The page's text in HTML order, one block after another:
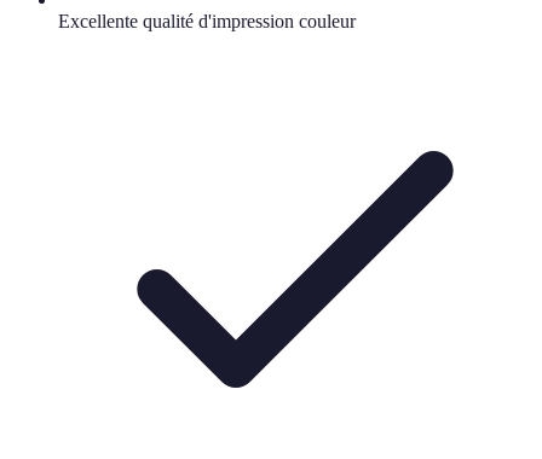
Excellente qualité d'impression couleur